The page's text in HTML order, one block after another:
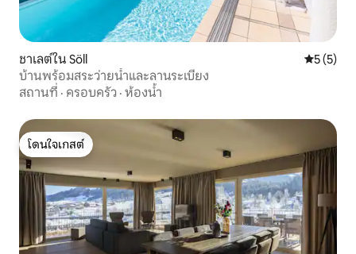
ชาเลต์ใน Söll คะแนนเฉ
5 (5)
บ้านพร้อมสระว่ายน้ำและลานระเบียง
สถานที่ · ครอบครัว · ห้องน้ำ
โดนใจเกสต์
โดนใจเกสต์